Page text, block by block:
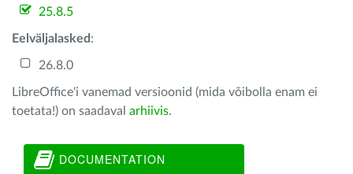
25.8.5
Eelväljalasked :
26.8.0
LibreOffice'i vanemad versioonid (mida võibolla enam ei
toetata!) on saadaval arhiivis.
DOCUMENTATION